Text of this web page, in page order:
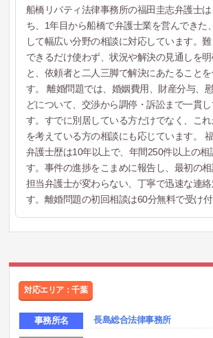
船橋リバティ法律事務所の福田圭志弁護士
ち、1年目から船橋で弁護士業を営んできた
して幅広い分野の相談に対応しています。
できるだけ使わず、状況や解決の見通しを
と、依頼者と二人三脚で解決にあたること
す。 離婚問題では、婚姻費用、財産分与、
どについて、交渉から調停・訴訟まで一貫
す。すでに別居している方だけでなく、こ
を考えている方の相談にも応じています。
弁護士歴は10年以上で、年間250件以上の相
す。事件の進捗をこまめに報告し、最初の
担当弁護士が変わらない、丁寧で迅速な連
す。離婚問題の初回相談は60分無料で受け付
対応エリア：千葉
事務所名 長島総合法律事務所